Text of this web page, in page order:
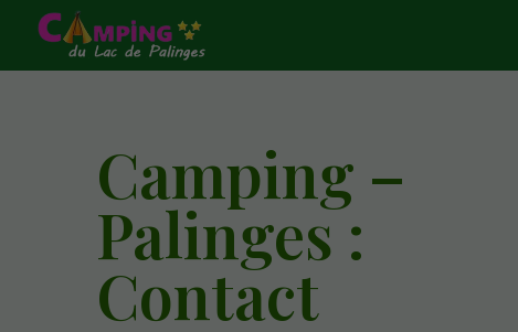
Camping –
Palinges :
Contact